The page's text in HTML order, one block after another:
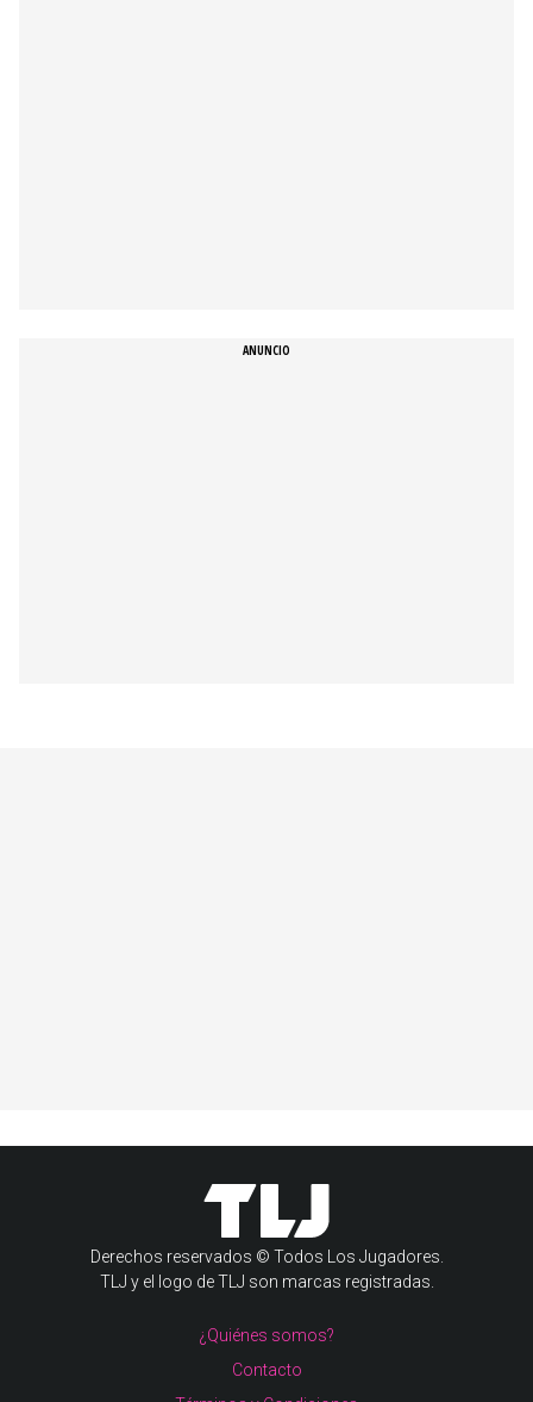
Derechos reservados © Todos Los Jugadores.
TLJ y el logo de TLJ son marcas registradas.
¿Quiénes somos?
Contacto